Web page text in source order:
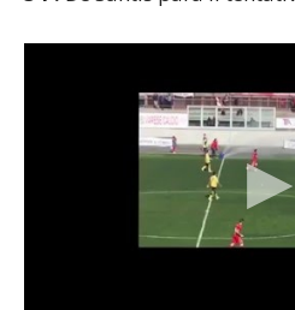
De Santis para il